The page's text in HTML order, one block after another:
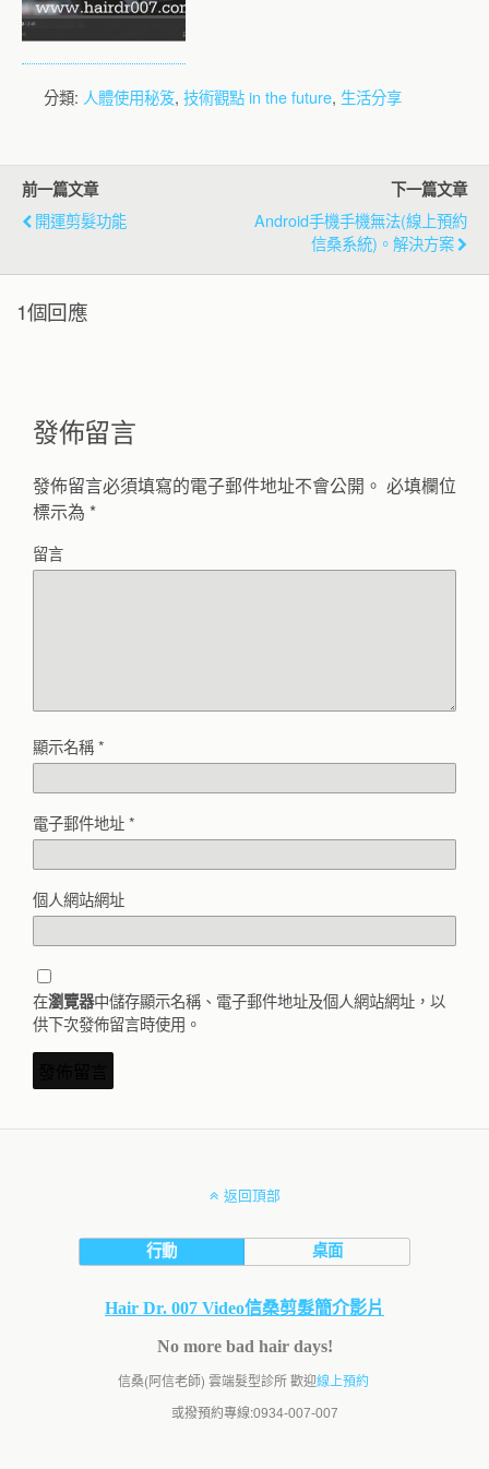
分類: 人體使用秘笈, 技術觀點 in the future, 生活分享
前一篇文章
開運剪髮功能
下一篇文章
Android手機手機無法(線上預約
信桑系統)。解決方案
1個回應
發佈留言
發佈留言必須填寫的電子郵件地址不會公開。 必填欄位
標示為 *
留言
顯示名稱*
電子郵件地址*
個人網站網址
在瀏覽器中儲存顯示名稱、電子郵件地址及個人網站網址，以
供下次發佈留言時使用。
返回頂部
行動 桌面
Hair Dr. 007 Video信桑剪髮簡介影片
No more bad hair days!
信桑(阿信老師) 雲端髮型診所 歡迎線上預約
或撥預約專線:0934-007-007